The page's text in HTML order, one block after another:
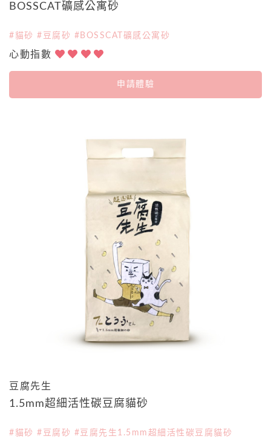
BOSSCAT礦感公寓砂
#貓砂 #豆腐砂 #BOSSCAT礦感公寓砂
心動指數
申請體驗
豆腐先生
1.5mm超細活性碳豆腐貓砂
#貓砂 #豆腐砂 #豆腐先生1.5mm超細活性碳豆腐貓砂